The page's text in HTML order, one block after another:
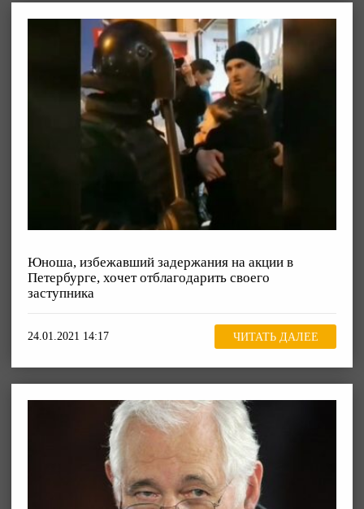
Юноша, избежавший задержания на акции в
Петербурге, хочет отблагодарить своего
заступника
24.01.2021 14:17 ЧИТАТЬ ДАЛЕЕ